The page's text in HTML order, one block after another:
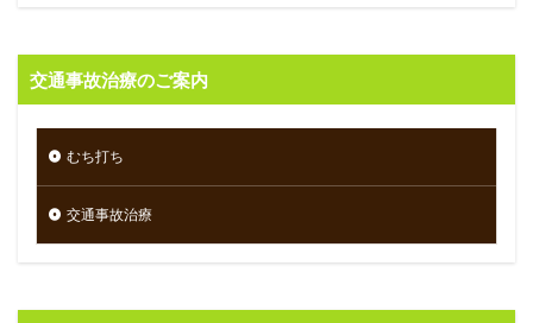
交通事故治療のご案内
むち打ち
交通事故治療